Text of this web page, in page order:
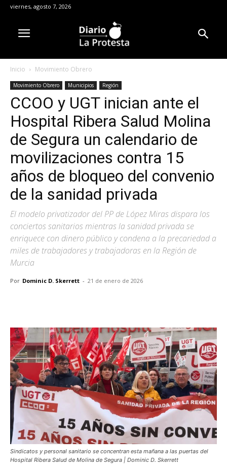
viernes, agosto 7, 2026
Inicio Movimiento Obrero
Movimiento Obrero Municipios Región
CCOO y UGT inician ante el
Hospital Ribera Salud Molina
de Segura un calendario de
movilizaciones contra 15
años de bloqueo del convenio
de la sanidad privada
El modelo privatizador del PP de López Miras dispara los
conciertos sanitarios mientras la sanidad privada se
enriquece con dinero público y condena a la precariedad a
miles de trabajadores y trabajadoras en la Región de
Murcia
Por Dominic D. Skerrett - 21 de enero de 2026
Sindicatos y personal sanitario se concentran esta mañana a las puertas del
Hospital Ribera Salud de Molina de Segura | Dominic D. Skerrett